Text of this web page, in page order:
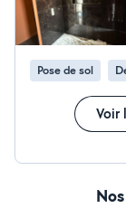
Pose de sol
Voir